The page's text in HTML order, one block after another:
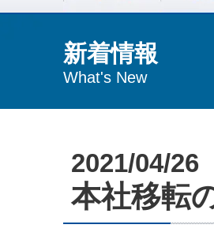
新着情報
What's New
2021/04/26
本社移転